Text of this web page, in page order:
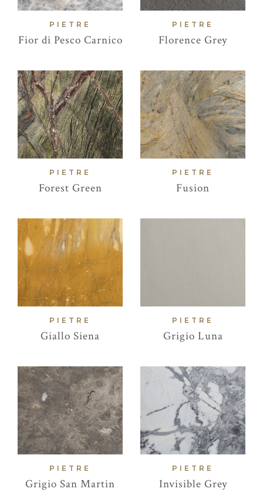
PIETRE
Fior di Pesco Carnico
PIETRE
Florence Grey
PIETRE
Forest Green
PIETRE
Fusion
PIETRE
Giallo Siena
PIETRE
Grigio Luna
PIETRE
Grigio San Martin
PIETRE
Invisible Grey